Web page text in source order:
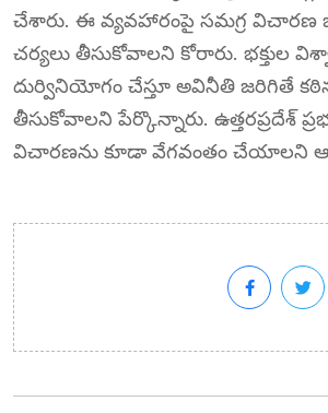
చేశారు. ఈ వ్యవహారంపై సమగ్ర విచారణ
చర్యలు తీసుకోవాలని కోరారు. భక్తుల
దుర్వినియోగం చేస్తూ అవినీతి జరిగితే
తీసుకోవాలని పేర్కొన్నారు. ఉత్తరప్రదేశ్
విచారణను కూడా వేగవంతం చేయాలని